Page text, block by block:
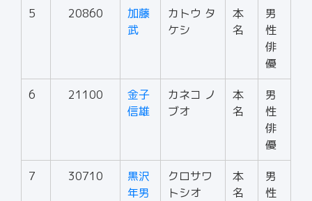
5 20860
加藤
武
カトウ タ
ケシ
本
名
男
性
俳
優
6 21100
金子
信雄
カネコ ノ
ブオ
本
名
男
性
俳
優
7 30710
黒沢
年男
クロサワ
トシオ
本
名
男
性